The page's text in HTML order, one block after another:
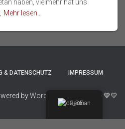
haben, vielmehr hat uns
Mehr lesen…
& DATENSCHUTZ IMPRESSUM
byWordPress 💙💛
German